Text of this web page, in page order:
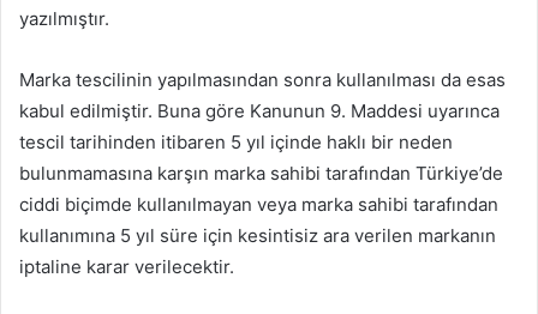
yazılmıştır.
Marka tescilinin yapılmasından sonra kullanılması da esas
kabul edilmiştir. Buna göre Kanunun 9. Maddesi uyarınca
tescil tarihinden itibaren 5 yıl içinde haklı bir neden
bulunmamasına karşın marka sahibi tarafından Türkiye’de
ciddi biçimde kullanılmayan veya marka sahibi tarafından
kullanımına 5 yıl süre için kesintisiz ara verilen markanın
iptaline karar verilecektir.